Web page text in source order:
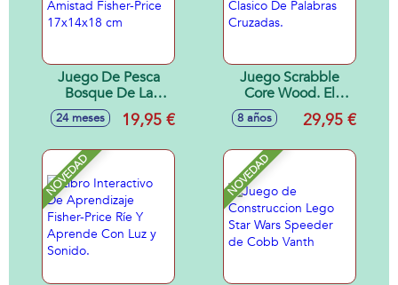
Juego De Pesca
Bosque De La
Amistad Fisher-
Price 17x14x18 cm
24 meses 19,95 €
Juego Scrabble
Core Wood. El
Juego Clasico De
Palabras Cruzadas.
8 años 29,95 €
NOVEDAD NOVEDAD